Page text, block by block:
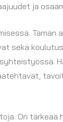
ja
Tämän
sekä
On tärkeää